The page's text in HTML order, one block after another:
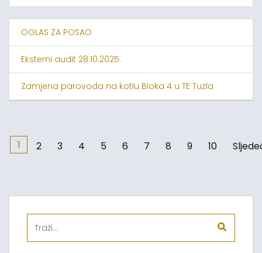
OGLAS ZA POSAO
Eksterni audit 28.10.2025.
Zamjena parovoda na kotlu Bloka 4 u TE Tuzla
1 2 3 4 5 6 7 8 9 10